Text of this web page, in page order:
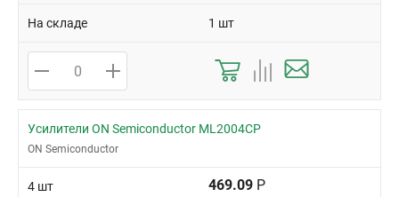
На складе 1 шт
Усилители ON Semiconductor ML2004CP
ON Semiconductor
4 шт 469.09 Р